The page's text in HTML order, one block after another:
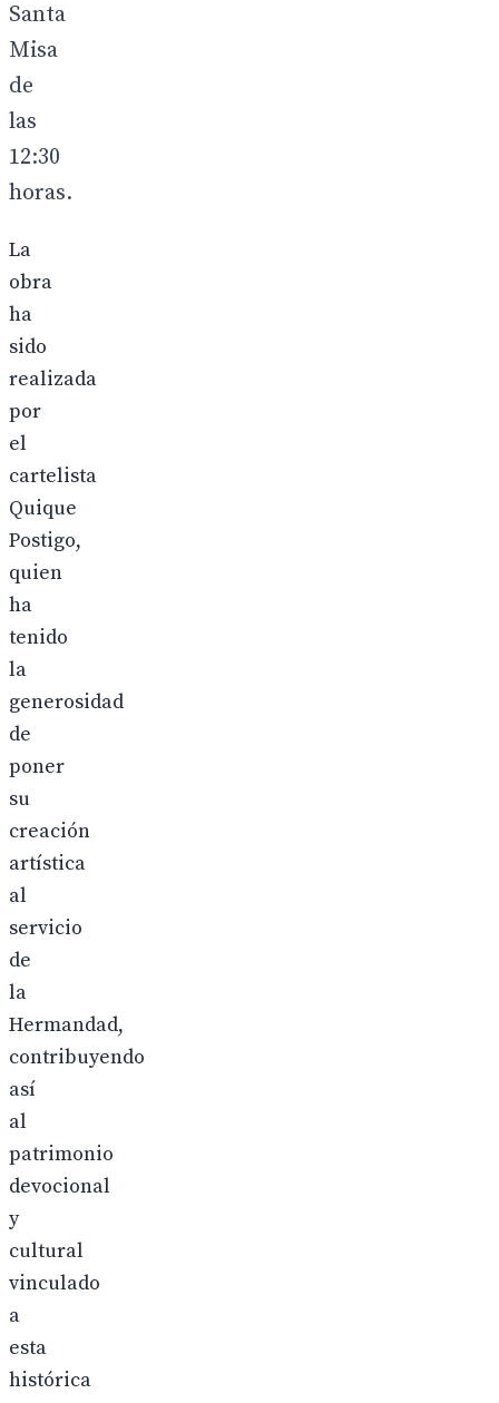
Santa
Misa
de
las
12:30
horas.
La
obra
ha
sido
realizada
por
el
cartelista
Quique
Postigo,
quien
ha
tenido
la
generosidad
de
poner
su
creación
artística
al
servicio
de
la
Hermandad,
contribuyendo
así
al
patrimonio
devocional
y
cultural
vinculado
a
esta
histórica